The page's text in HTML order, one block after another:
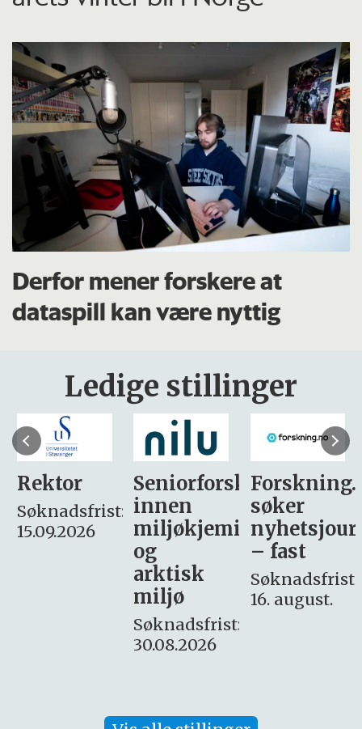
Derfor mener forskere at
dataspill kan være nyttig
Ledige stillinger
Seniorforsker
innen
miljøkjemi
Forskning.no
søker
nyhetsjournalist
– fast
Søknadsfrist:
16. august.
PhD
Fellowship
in
and
Leadership